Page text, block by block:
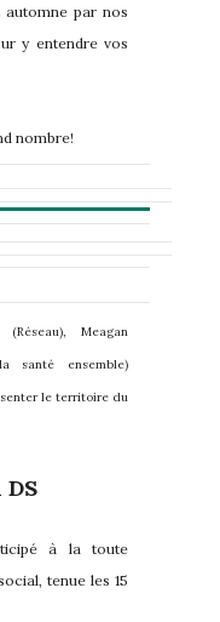
automne par nos
y entendre vos
nombre!
Meagan
santé ensemble)
le territoire du
à la toute
tenue les 15